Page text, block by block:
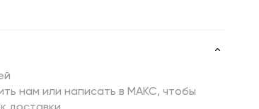
нам или написать в МАКС, чтобы